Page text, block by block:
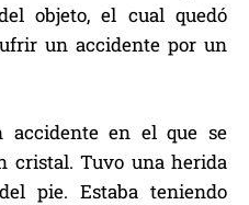
objeto, el cual quedó
un accidente por un
accidente en el que se
cristal. Tuvo una herida
pie. Estaba teniendo